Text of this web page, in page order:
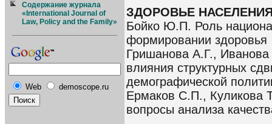
Содержание журнала
«International Journal of
Law, Policy and the Family»
Web demoscope.ru
ЗДОРОВЬЕ
Бойко Ю.П. Роль
формировании здоровья
Гришанова А.Г.,
влияния структурных
демографической
Ермаков С.П., Куликова
вопросы анализа